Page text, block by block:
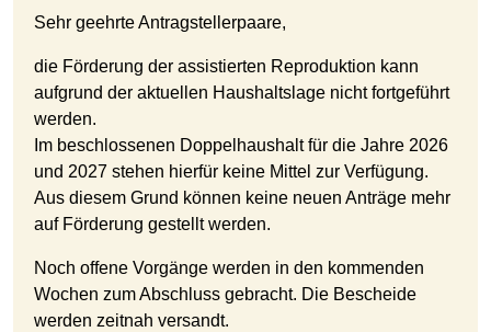
Sehr geehrte Antragstellerpaare,
die Förderung der assistierten Reproduktion kann
aufgrund der aktuellen Haushaltslage nicht fortgeführt
werden.
Im beschlossenen Doppelhaushalt für die Jahre 2026
und 2027 stehen hierfür keine Mittel zur Verfügung.
Aus diesem Grund können keine neuen Anträge mehr
auf Förderung gestellt werden.
Noch offene Vorgänge werden in den kommenden
Wochen zum Abschluss gebracht. Die Bescheide
werden zeitnah versandt.